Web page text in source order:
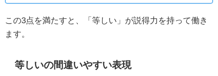
この3点を満たすと、「等しい」が説得力を持って働き
ます。
等しいの間違いやすい表現